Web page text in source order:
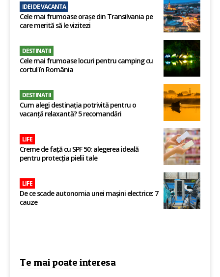
IDEI DE VACANTA
Cele mai frumoase orașe din Transilvania pe
care merită să le vizitezi
DESTINATII
Cele mai frumoase locuri pentru camping cu
cortul în România
DESTINATII
Cum alegi destinația potrivită pentru o
vacanță relaxantă? 5 recomandări
LIFE
Creme de față cu SPF 50: alegerea ideală
pentru protecția pielii tale
LIFE
De ce scade autonomia unei mașini electrice: 7
cauze
Te mai poate interesa